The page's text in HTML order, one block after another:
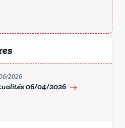
2026
06/04/2026 east